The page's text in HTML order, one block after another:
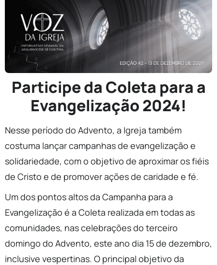
Participe da Coleta para a
Evangelização 2024!
Nesse período do Advento, a Igreja também
costuma lançar campanhas de evangelização e
solidariedade, com o objetivo de aproximar os fiéis
de Cristo e de promover ações de caridade e fé.
Um dos pontos altos da Campanha para a
Evangelização é a Coleta realizada em todas as
comunidades, nas celebrações do terceiro
domingo do Advento, este ano dia 15 de dezembro,
inclusive vespertinas. O principal objetivo da